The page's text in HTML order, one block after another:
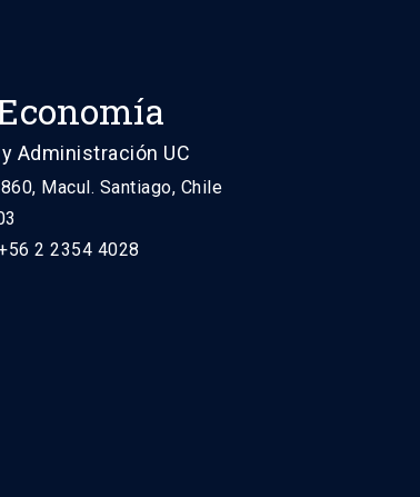
Administración UC
Macul. Santiago, Chile
2 2354 4028